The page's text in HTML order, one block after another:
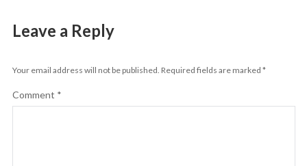
Leave a Reply
Your email address will not be published. Required fields are marked *
Comment *